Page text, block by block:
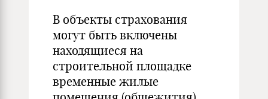
В объекты страхования
могут быть включены
находящиеся на
строительной площадке
временные жилые